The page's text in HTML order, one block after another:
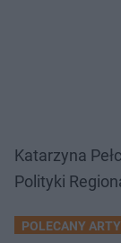
Katarzyna
Polityki
POLECANY